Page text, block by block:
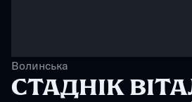
Волинська
СТАДНІК